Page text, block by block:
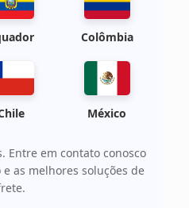
Colômbia
México
Entre em contato conosco
as melhores soluções de